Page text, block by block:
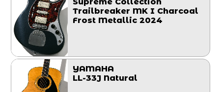
Trailbreaker MK I Charcoal
Frost Metallic 2024
YAMAHA
LL-33J Natural